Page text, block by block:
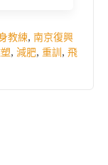
教練, 南京復興
, 減肥, 重訓 , 飛